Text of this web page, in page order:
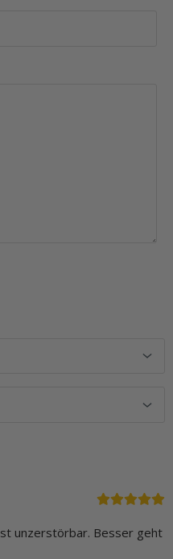
unzerstörbar. Besser geht